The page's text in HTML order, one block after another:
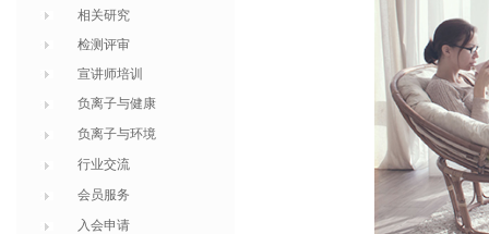
相关研究
检测评审
宣讲师培训
负离子与健康
负离子与环境
行业交流
会员服务
入会申请